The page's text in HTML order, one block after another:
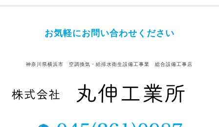
お気軽にお問い合わせください
神奈川県横浜市 空調換気・給排水衛生設備工事業 総合設備工事店